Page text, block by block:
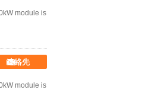
module is
連絡先
module is